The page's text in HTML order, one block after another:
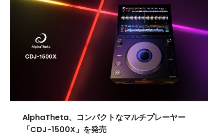
AlphaTheta、コンパクトなマルチプレーヤー
「CDJ-1500X」を発売